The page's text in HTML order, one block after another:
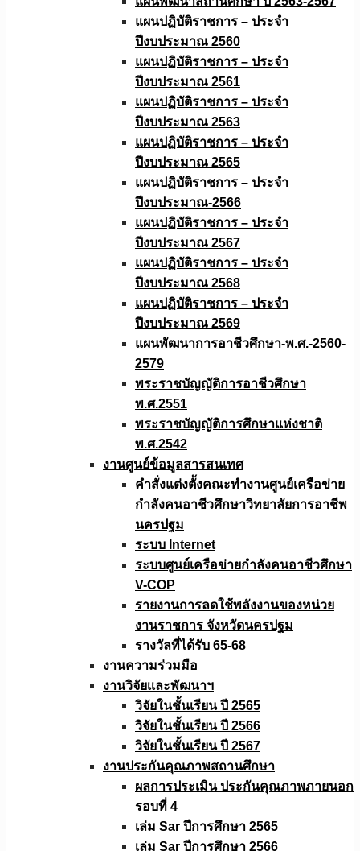
แผนปฏิบัติราชการ – ประจำ
ปีงบประมาณ 2560
แผนปฏิบัติราชการ – ประจำ
ปีงบประมาณ 2561
แผนปฏิบัติราชการ – ประจำ
ปีงบประมาณ 2563
แผนปฏิบัติราชการ – ประจำ
ปีงบประมาณ 2565
แผนปฏิบัติราชการ – ประจำ
ปีงบประมาณ-2566
แผนปฏิบัติราชการ – ประจำ
ปีงบประมาณ 2567
แผนปฏิบัติราชการ – ประจำ
ปีงบประมาณ 2568
แผนปฏิบัติราชการ – ประจำ
ปีงบประมาณ 2569
แผนพัฒนาการอาชีวศึกษา-พ.ศ.-2560-
2579
พระราชบัญญัติการอาชีวศึกษา
พ.ศ.2551
พระราชบัญญัติการศึกษาแห่งชาติ
พ.ศ.2542
งานศูนย์ข้อมูลสารสนเทศ
คำสั่งแต่งตั้งคณะทำงานศูนย์เครือข่าย
กำลังคนอาชีวศึกษาวิทยาลัยการอาชีพ
นครปฐม
ระบบ Internet
ระบบศูนย์เครือข่ายกำลังคนอาชีวศึกษา
V-COP
รายงานการลดใช้พลังงานของหน่วย
งานราชการ จังหวัดนครปฐม
รางวัลที่ได้รับ 65-68
งานความร่วมมือ
งานวิจัยเเละพัฒนาฯ
วิจัยในชั้นเรียน ปี 2565
วิจัยในชั้นเรียน ปี 2566
วิจัยในชั้นเรียน ปี 2567
งานประกันคุณภาพสถานศึกษา
ผลการประเมิน ประกันคุณภาพภายนอก
รอบที่ 4
เล่ม Sar ปีการศึกษา 2565
เล่ม Sar ปีการศึกษา 2566